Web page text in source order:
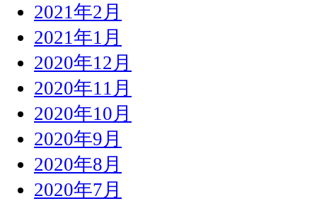
2021年2月
2021年1月
2020年12月
2020年11月
2020年10月
2020年9月
2020年8月
2020年7月